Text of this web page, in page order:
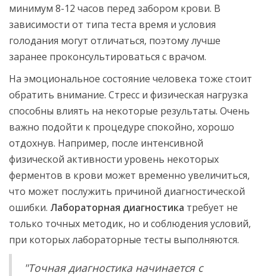
минимум 8-12 часов перед забором крови. В
зависимости от типа теста время и условия
голодания могут отличаться, поэтому лучше
заранее проконсультироваться с врачом.
На эмоциональное состояние человека тоже стоит
обратить внимание. Стресс и физическая нагрузка
способны влиять на некоторые результаты. Очень
важно подойти к процедуре спокойно, хорошо
отдохнув. Например, после интенсивной
физической активности уровень некоторых
ферментов в крови может временно увеличиться,
что может послужить причиной диагностической
ошибки. Лабораторная диагностика требует не
только точных методик, но и соблюдения условий,
при которых лабораторные тесты выполняются.
"Точная диагностика начинается с